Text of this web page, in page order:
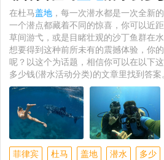
在杜马盖地 ，每一次潜水都是一次全新
一个潜点都藏着不同的惊喜，你可以近
草间游弋，或是目睹壮观的沙丁鱼群在
想要得到这种前所未有的震撼体验，你
呢？以这个为话题，相信你可以在以下
多少钱(潜水活动分类)的文章里找到答案
菲律宾 杜马 盖地 潜水 多少